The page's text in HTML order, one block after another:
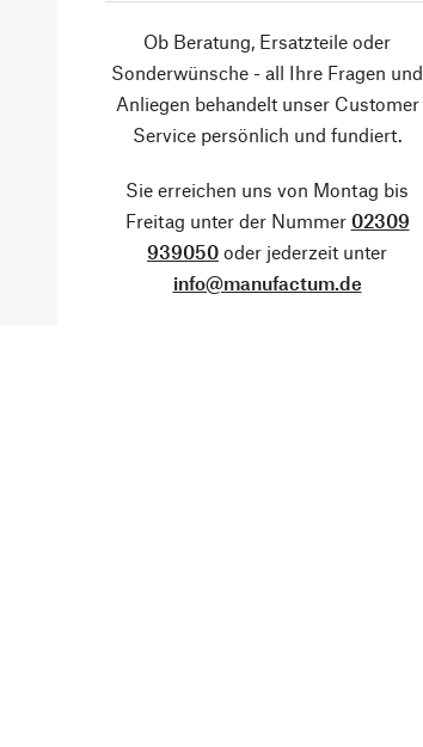
Ob Beratung, Ersatzteile oder
Sonderwünsche - all Ihre Fragen und
Anliegen behandelt unser Customer
Service persönlich und fundiert.
Sie erreichen uns von Montag bis
Freitag unter der Nummer 02309
939050 oder jederzeit unter
info@manufactum.de